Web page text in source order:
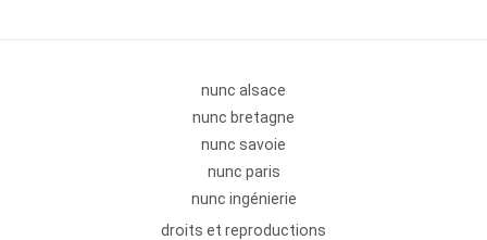
nunc alsace
nunc bretagne
nunc savoie
nunc paris
nunc ingénierie
droits et reproductions